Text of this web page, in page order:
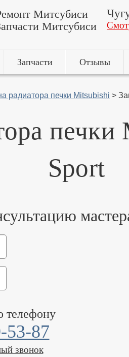
Митсубиси
Митсубиси
Запчасти Отзывы
радиатора печки Mitsubishi >
Sport
телефону
53-87
звонок